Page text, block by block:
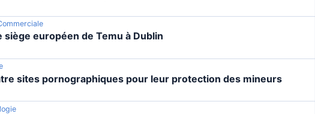
siège européen de Temu à Dublin
sites pornographiques pour leur protection des mineurs